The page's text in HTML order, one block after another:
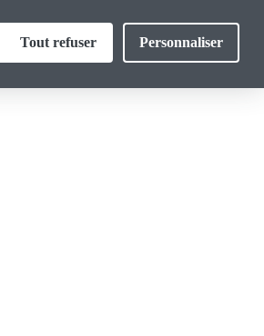
Thématiques
Tout refuser Personnaliser